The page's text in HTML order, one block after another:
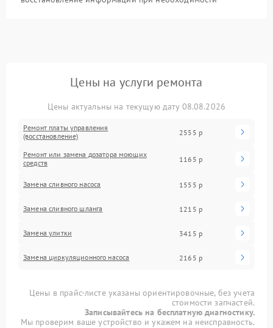
Цены на услуги ремонта
Цены актуальны на текущую дату 08.08.2026
Ремонт платы управления
(восстановление)
2555 р
Ремонт или замена дозатора моющих
средств
1165 р
Замена сливного насоса 1555 р
Замена сливного шланга 1215 р
Замена улитки 3415 р
Замена циркуляционного насоса 2165 р
Цены в прайс-листе указаны ориентировочные, без учета
стоимости запчастей.
Записывайтесь на бесплатную диагностику.
Мы проверим ваше устройство и укажем на неисправность.